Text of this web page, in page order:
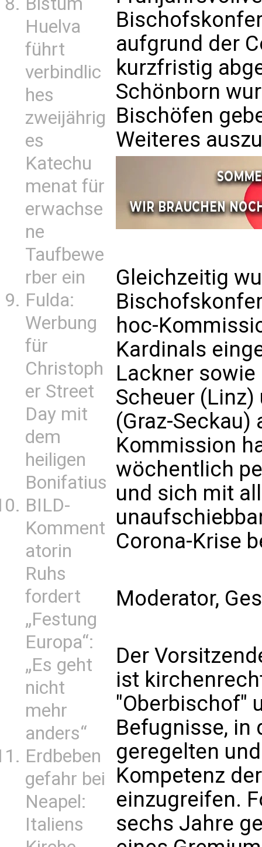
Huelva
führt
verbindlic
hes
zweijährig
es
Katechu
menat für
erwachse
ne
Taufbewe
rber ein
Fulda:
Werbung
für
Christoph
er Street
Day mit
dem
heiligen
Bonifatius
BILD-
Komment
atorin
Ruhs
fordert
„Festung
Europa“:
„Es geht
nicht
mehr
anders“
Erdbeben
gefahr bei
Neapel:
Italiens
aufgrund der
kurzfristig
Schönborn
Bischöfen
Weiteres
Gleichzeitig
hoc-
Kardinals
Lackner
Scheuer
(Graz-Seckau)
Kommission
wöchentlich
und sich mit
Corona-Krise
Moderator,
Der
ist
"Oberbischof"
Befugnisse, in
geregelten
Kompetenz
einzugreifen.
sechs Jahre